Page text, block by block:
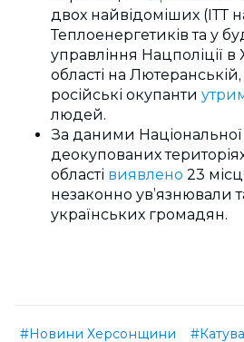
двох найвідоміших (ІТТ
Теплоенергетиків та у
управління Нацполіції в
області на
російські окупанти
людей.
За даними Національної
деокупованих
області виявлено 23
незаконно ув’язнювали
українських громадян.
#Новини Херсонщини